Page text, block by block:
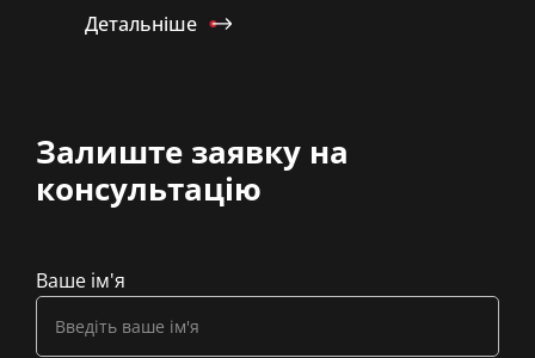
Детальніше
Залиште заявку на
консультацію
Ваше ім'я